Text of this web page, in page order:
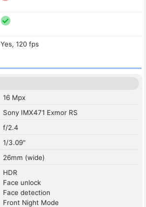
Yes, 120 fps
16 Mpx
Sony IMX471 Exmor RS
f/2.4
1/3.09"
26mm (wide)
HDR
Face unlock
Face detection
Front Night Mode